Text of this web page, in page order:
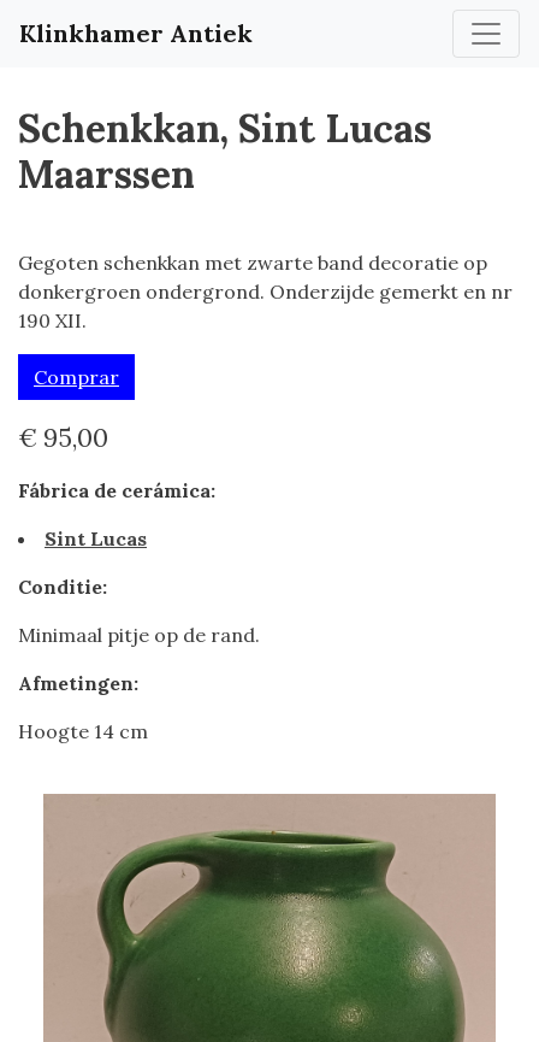
Klinkhamer Antiek
Schenkkan, Sint Lucas
Maarssen
Gegoten schenkkan met zwarte band decoratie op
donkergroen ondergrond. Onderzijde gemerkt en nr
190 XII.
Comprar
€ 95,00
Fábrica de cerámica:
Sint Lucas
Conditie:
Minimaal pitje op de rand.
Afmetingen:
Hoogte 14 cm